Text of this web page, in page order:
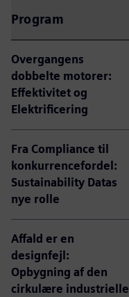
Program
Overgangens
dobbelte motorer:
Effektivitet og
Elektrificering
Fra Compliance til
konkurrencefordel:
Sustainability Datas
nye rolle
Affald er en
designfejl:
Opbygning af den
cirkulære industrielle